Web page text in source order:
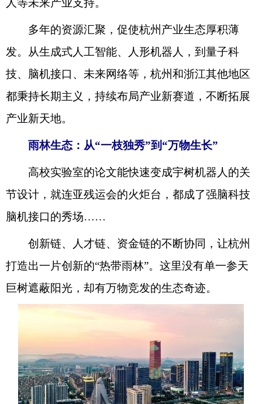
人等未来产业支持。
多年的资源汇聚，促使杭州产业生态厚积薄
发。从生成式人工智能、人形机器人，到量子科
技、脑机接口、未来网络等，杭州和浙江其他地区
都秉持长期主义，持续布局产业新赛道，不断拓展
产业新天地。
雨林生态：从“一枝独秀”到“万物生长”
高校实验室的论文能快速变成宇树机器人的关
节设计，就连亚残运会的火炬台，都成了强脑科技
脑机接口的秀场……
创新链、人才链、资金链的不断协同，让杭州
打造出一片创新的“热带雨林”。这里没有单一参天
巨树遮蔽阳光，却有万物竞发的生态奇迹。